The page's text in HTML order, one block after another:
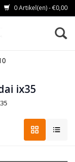
0 Artikel(en) - €0,00
ix35